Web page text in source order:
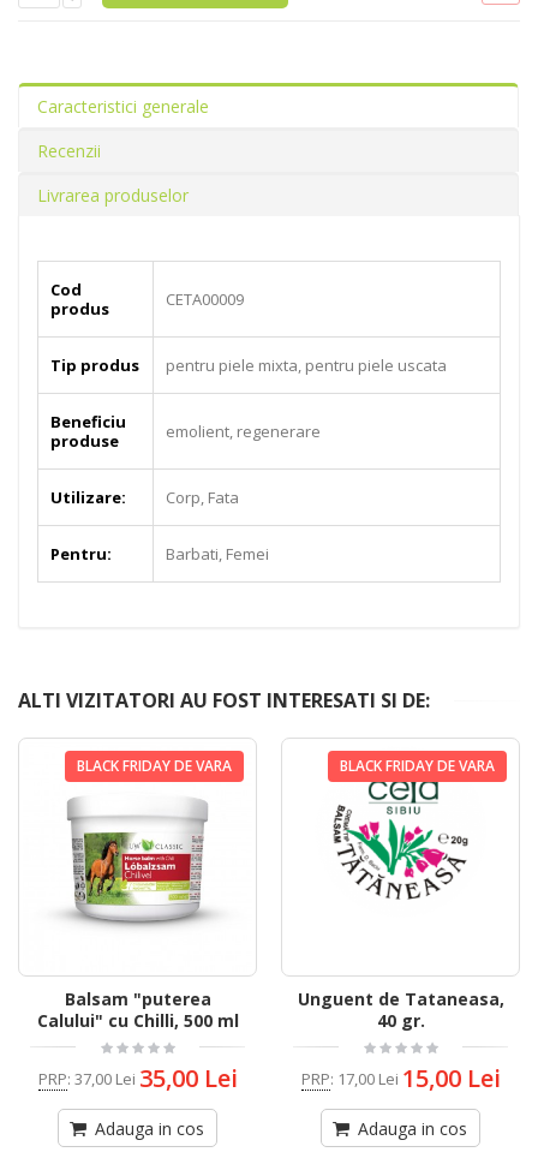
Caracteristici generale
Recenzii
Livrarea produselor
Cod
produs
CETA00009
Tip produs pentru piele mixta, pentru piele uscata
Beneficiu
produse
emolient, regenerare
Utilizare: Corp, Fata
Pentru: Barbati, Femei
ALTI VIZITATORI AU FOST INTERESATI SI DE:
BLACK FRIDAY DE VARA
Balsam "puterea
Calului" cu Chilli, 500 ml
PRP: 37,00 Lei 35,00 Lei
Adauga in cos
BLACK FRIDAY DE VARA
Unguent de Tataneasa,
40 gr.
PRP: 17,00 Lei 15,00 Lei
Adauga in cos